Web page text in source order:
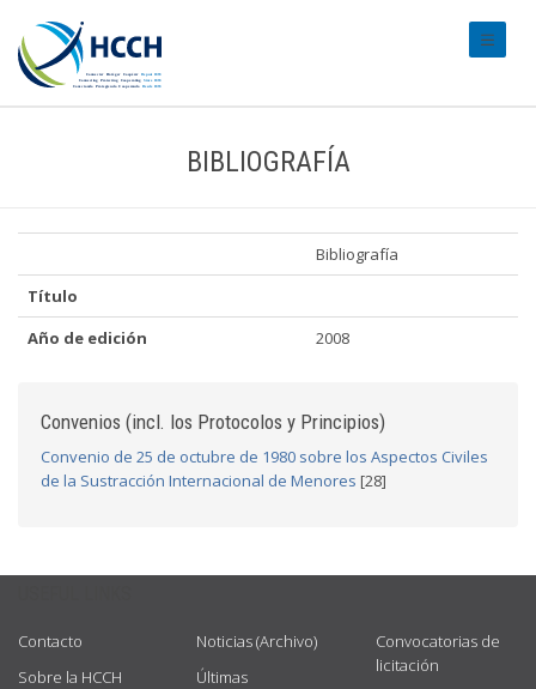
BIBLIOGRAFÍA
Bibliografía
Título
Año de edición
2008
Convenios (incl. los Protocolos y Principios)
Convenio de 25 de octubre de 1980 sobre los Aspectos Civiles
de la Sustracción Internacional de Menores [28]
Contacto
Sobre la HCCH
Noticias (Archivo)
Últimas
Convocatorias de
licitación